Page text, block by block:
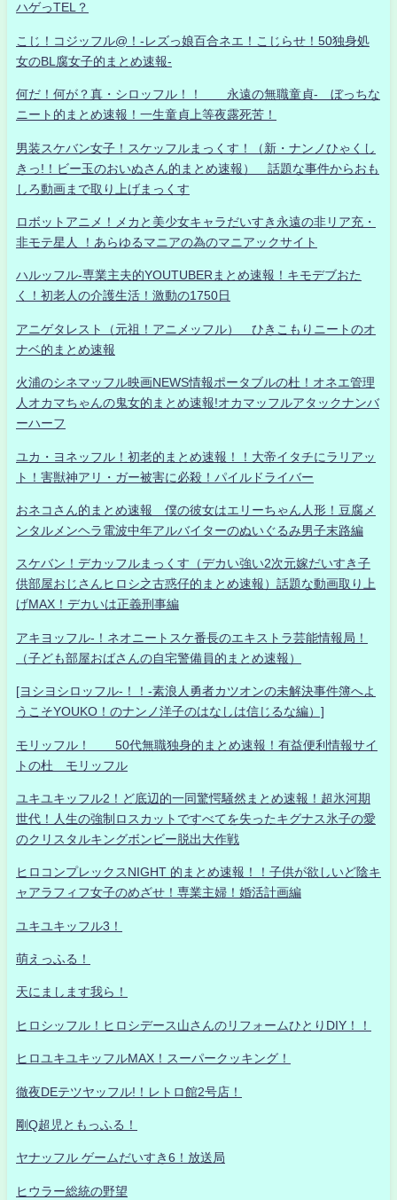
ハゲっTEL？
こじ！コジッフル@！-レズっ娘百合ネエ！こじらせ！50独身処
女のBL腐女子的まとめ速報-
何だ！何が？真・シロッフル！！ 永遠の無職童貞- ぼっちな
ニート的まとめ速報！一生童貞上等夜露死苦！
男装スケバン女子！スケッフルまっくす！（新・ナンノひゃくし
きっ!！ビー玉のおいぬさん的まとめ速報） 話題な事件からおも
しろ動画まで取り上げまっくす
ロボットアニメ！メカと美少女キャラだいすき永遠の非リア充・
非モテ星人 ！あらゆるマニアの為のマニアックサイト
ハルッフル-専業主夫的YOUTUBERまとめ速報！キモデブおた
く！初老人の介護生活！激動の1750日
アニゲタレスト（元祖！アニメッフル） ひきこもりニートのオ
ナベ的まとめ速報
火浦のシネマッフル映画NEWS情報ポータブルの杜！オネエ管理
人オカマちゃんの鬼女的まとめ速報!オカマッフルアタックナンバ
ーハーフ
ユカ・ヨネッフル！初老的まとめ速報！！大帝イタチにラリアッ
ト！害獣神アリ・ガー被害に必殺！パイルドライバー
おネコさん的まとめ速報 僕の彼女はエリーちゃん人形！豆腐メ
ンタルメンヘラ電波中年アルバイターのぬいぐるみ男子末路編
スケバン！デカッフルまっくす（デカい強い2次元嫁だいすき子
供部屋おじさんヒロシ之古惑仔的まとめ速報）話題な動画取り上
げMAX！デカいは正義刑事編
アキヨッフル-！ネオニートスケ番長のエキストラ芸能情報局！
（子ども部屋おばさんの自宅警備員的まとめ速報）
[ヨシヨシロッフル-！！-素浪人勇者カツオンの未解決事件簿へよ
うこそYOUKO！のナンノ洋子のはなしは信じるな編）]
モリッフル！ 50代無職独身的まとめ速報！有益便利情報サイ
トの杜 モリッフル
ユキユキッフル2！ど底辺的一同驚愕騒然まとめ速報！超氷河期
世代！人生の強制ロスカットですべてを失ったキグナス氷子の愛
のクリスタルキングボンビー脱出大作戦
ヒロコンプレックスNIGHT 的まとめ速報！！子供が欲しいど陰キ
ャアラフィフ女子のめざせ！専業主婦！婚活計画編
ユキユキッフル3！
萌えっふる！
天にまします我ら！
ヒロシッフル！ヒロシデース山さんのリフォームひとりDIY！！
ヒロユキユキッフルMAX！スーパークッキング！
徹夜DEテツヤッフル!！レトロ館2号店！
剛Q超児ともっふる！
ヤナッフル ゲームだいすき6！放送局
ヒウラー総統の野望